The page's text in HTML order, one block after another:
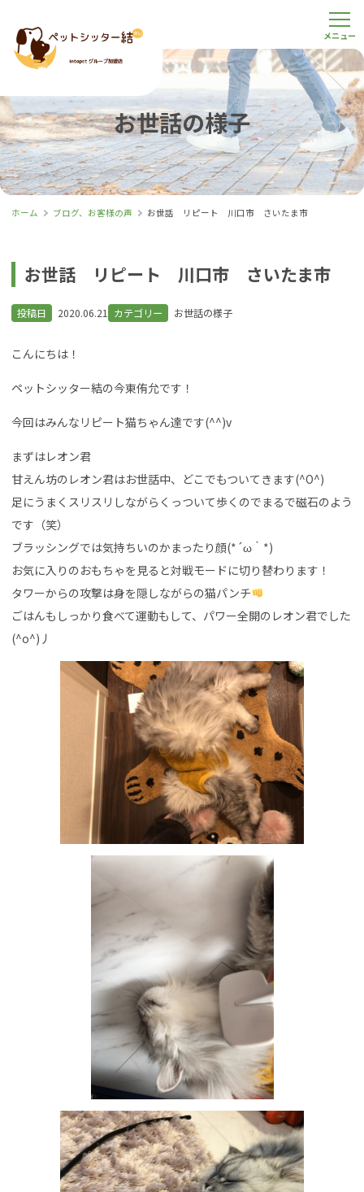
お世話の様子
ホーム ブログ、お客様の声 お世話 リピート 川口市 さいたま市
お世話 リピート 川口市 さいたま市
投稿日 2020.06.21 カテゴリー お世話の様子
こんにちは！
ペットシッター結の今東侑允です！
今回はみんなリピート猫ちゃん達です(^^)v
まずはレオン君
甘えん坊のレオン君はお世話中、どこでもついてきます(^O^)
足にうまくスリスリしながらくっついて歩くのでまるで磁石のよう
です（笑）
ブラッシングでは気持ちいのかまったり顔(*´ω｀*)
お気に入りのおもちゃを見ると対戦モードに切り替わります！
タワーからの攻撃は身を隠しながらの猫パンチ
ごはんもしっかり食べて運動もして、パワー全開のレオン君でした
(^o^)丿